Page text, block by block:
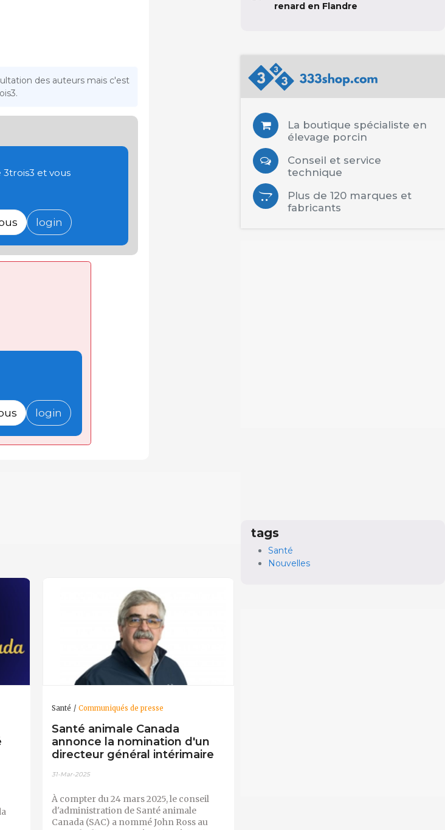
des auteurs mais c'est
et vous
login
login
Santé Communiqués de presse
Santé animale Canada
annonce la nomination d'un
directeur général intérimaire
31-Mar-2025
À compter du 24 mars 2025, le conseil
d'administration de Santé animale
Canada (SAC) a nommé John Ross au
renard en Flandre
La boutique spécialiste en
élevage porcin
Conseil et service
technique
Plus de 120 marques et
fabricants
tags
Santé
Nouvelles